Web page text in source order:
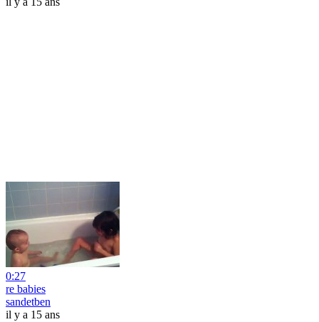
0:27
re babies
sandetben
il y a 15 ans